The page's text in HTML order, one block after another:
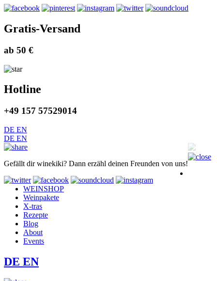
Gratis-Versand
ab 50 €
Hotline
+49 157 57529014
DE EN
DE EN
Gefällt dir winekiki? Dann erzähl deinen Freunden von uns!
WEINSHOP
Weinpakete
X-tras
Rezepte
Blog
About
Events
DE EN